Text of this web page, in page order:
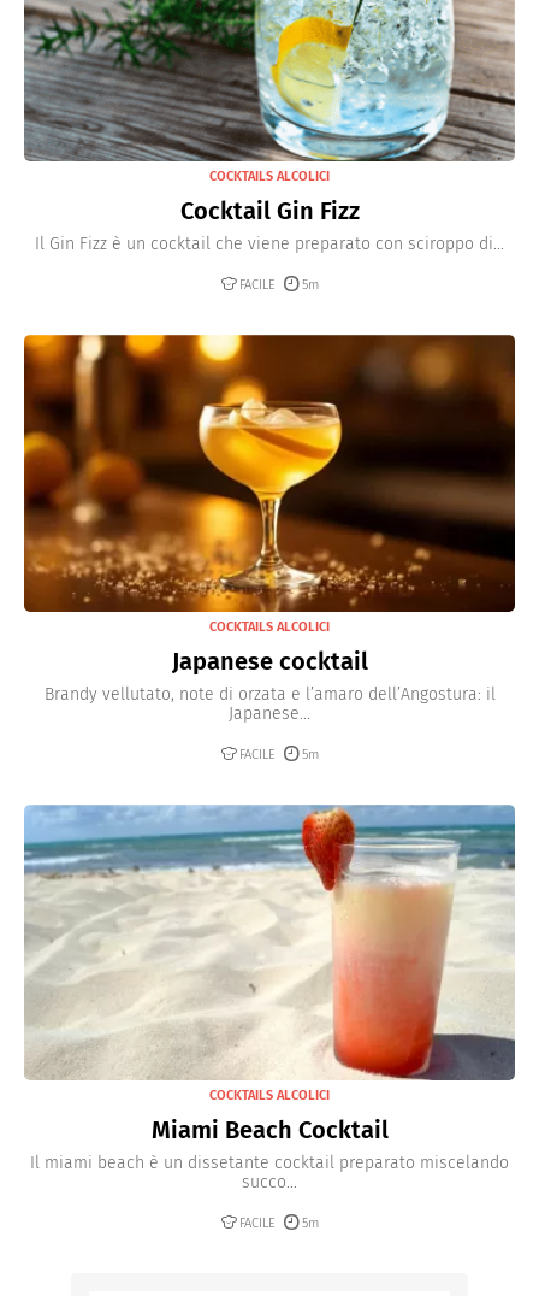
COCKTAILS ALCOLICI
Cocktail Gin Fizz
Il Gin Fizz è un cocktail che viene preparato con sciroppo di...
FACILE 5m
COCKTAILS ALCOLICI
Japanese cocktail
Brandy vellutato, note di orzata e l’amaro dell’Angostura: il
Japanese...
FACILE 5m
COCKTAILS ALCOLICI
Miami Beach Cocktail
Il miami beach è un dissetante cocktail preparato miscelando
succo...
FACILE 5m